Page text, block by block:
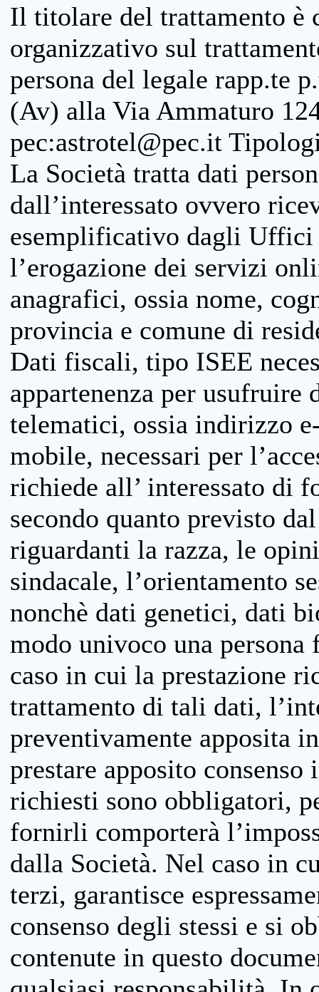
Il titolare del trattamento è
organizzativo sul
persona del legale rapp.te
(Av) alla Via Ammaturo
pec:astrotel@pec.it
La Società tratta dati
dall’interessato ovvero
esemplificativo dagli
l’erogazione dei servizi
anagrafici, ossia nome,
provincia e comune di
Dati fiscali, tipo ISEE
appartenenza per
telematici, ossia indirizzo
mobile, necessari per
richiede all’ interessato di
secondo quanto previsto
riguardanti la razza, le
sindacale, l’orientamento
nonchè dati genetici, dati
modo univoco una
caso in cui la prestazione
trattamento di tali dati,
preventivamente apposita
prestare apposito
richiesti sono obbligatori,
fornirli comporterà
dalla Società. Nel caso in
terzi, garantisce
consenso degli stessi e si
contenute in questo